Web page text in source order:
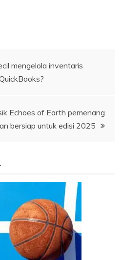
mengelola inventaris
Echoes of Earth pemenang
bersiap untuk edisi 2025